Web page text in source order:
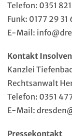
Telefon: 0351
Funk: 0177 29 31
E-Mail:
Kontakt
Kanzlei
Rechtsanwalt
Telefon: 0351
E-Mail:
Pressekontakt